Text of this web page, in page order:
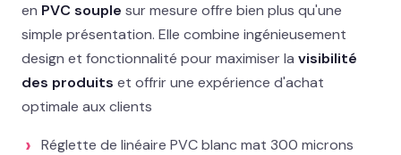
02 78 77 53 93
Devis gratuit →
en PVC souple sur mesure offre bien plus qu'une
simple présentation. Elle combine ingénieusement
design et fonctionnalité pour maximiser la visibilité
des produits et offrir une expérience d'achat
optimale aux clients
Réglette de linéaire PVC blanc mat 300 microns